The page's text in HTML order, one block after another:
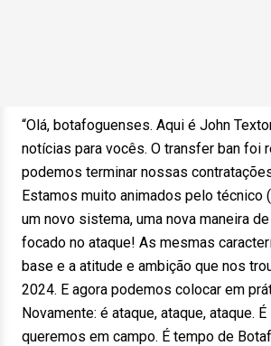
“Olá, botafoguenses. Aqui é John
notícias para vocês. O transfer ban foi
podemos terminar nossas
Estamos muito animados pelo técnico
um novo sistema, uma nova maneira
focado no ataque! As mesmas
base e a atitude e ambição que nos
2024. E agora podemos colocar em
Novamente: é ataque, ataque, ataque.
queremos em campo. É tempo de